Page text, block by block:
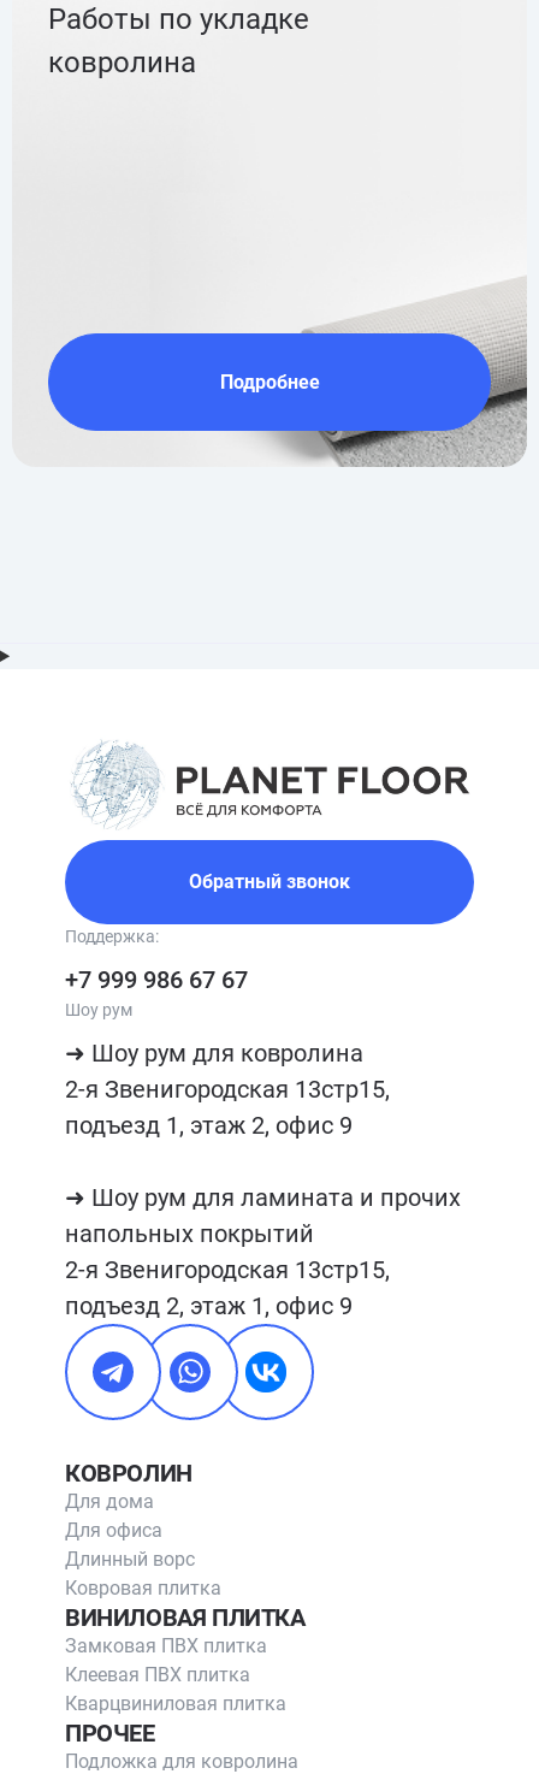
Работы по укладке
ковролина
Подробнее
Обратный звонок
Поддержка:
+7 999 986 67 67
Шоу рум
➜ Шоу рум для ковролина
2-я Звенигородская 13стр15,
подъезд 1, этаж 2, офис 9
➜ Шоу рум для ламината и прочих
напольных покрытий
2-я Звенигородская 13стр15,
подъезд 2, этаж 1, офис 9
КОВРОЛИН
Для дома
Для офиса
Длинный ворс
Ковровая плитка
ВИНИЛОВАЯ ПЛИТКА
Замковая ПВХ плитка
Клеевая ПВХ плитка
Кварцвиниловая плитка
ПРОЧЕЕ
Подложка для ковролина